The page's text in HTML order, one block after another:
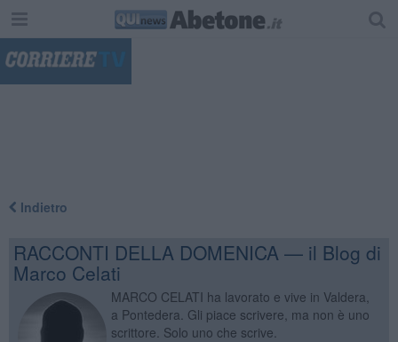
Indietro
RACCONTI DELLA DOMENICA — il Blog di
Marco Celati
MARCO CELATI ha lavorato e vive in Valdera,
a Pontedera. Gli piace scrivere, ma non è uno
scrittore. Solo uno che scrive.